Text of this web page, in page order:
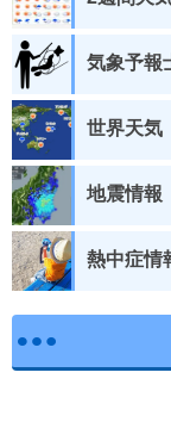
気象予報
世界天気
地震情報
熱中症情